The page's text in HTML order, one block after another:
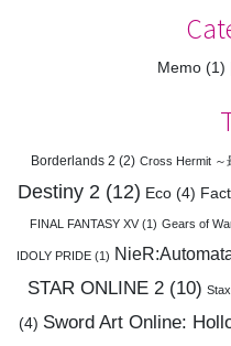
Memo (1)
Borderlands 2 (2) Cross Hermit ～
Destiny 2 (12) Eco (4)
FINAL FANTASY XV(1) Gears of
IDOLY PRIDE (1)
STAR ONLINE 2(10)
(4) Sword Art Online: